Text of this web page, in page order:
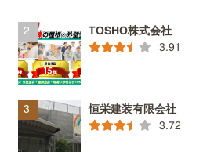
TOSHO株式会社
3.91
恒栄建装有限会社
3.72